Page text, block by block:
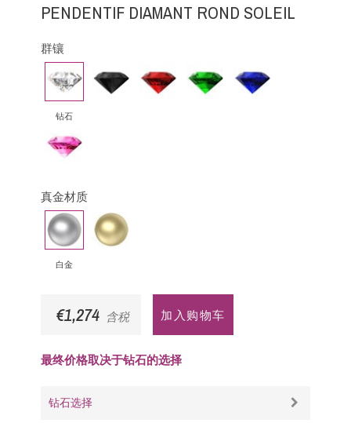
PENDENTIF DIAMANT ROND SOLEIL
群镶
钻
石
钻石
黑
钻
红
宝
祖
母
蓝
宝
粉
红
宝
真金材质
白
金
白金
黄
金
€1,274 含税 加入购物车
最终价格取决于钻石的选择
钻石选择